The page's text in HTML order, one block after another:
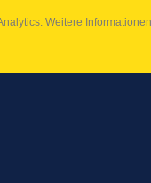
Weitere